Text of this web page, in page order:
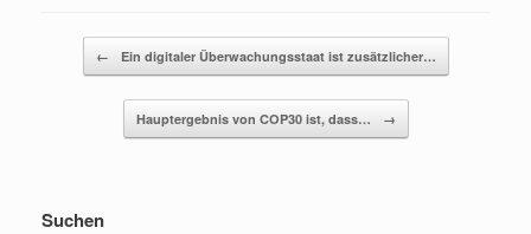
Beitragsnavigation
← Ein digitaler Überwachungsstaat ist zusätzlicher…
Hauptergebnis von COP30 ist, dass… →
Suchen